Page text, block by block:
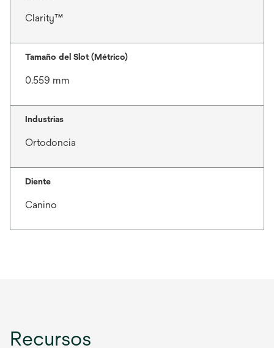
Clarity™
Tamaño del Slot (Métrico)
0.559 mm
Industrias
Ortodoncia
Diente
Canino
Recursos